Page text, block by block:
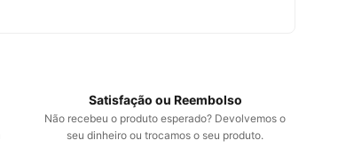
Satisfação ou Reembolso
Não recebeu o produto esperado? Devolvemos o
seu dinheiro ou trocamos o seu produto.